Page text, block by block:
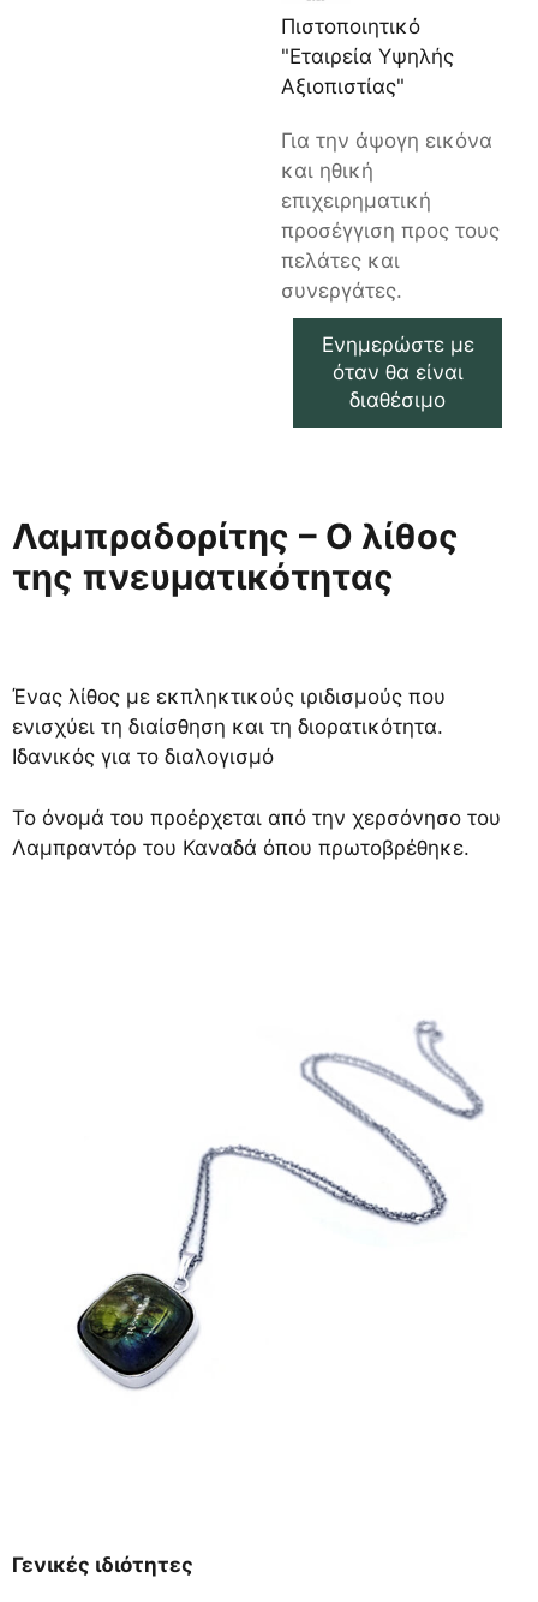
Πιστοποιητικό
"Εταιρεία Υψηλής
Αξιοπιστίας"
Για την άψογη εικόνα
και ηθική
επιχειρηματική
προσέγγιση προς τους
πελάτες και
συνεργάτες.
Ενημερώστε με
όταν θα είναι
διαθέσιμο
Λαμπραδορίτης – Ο λίθος
της πνευματικότητας
Ένας λίθος με εκπληκτικούς ιριδισμούς που
ενισχύει τη διαίσθηση και τη διορατικότητα.
Ιδανικός για το διαλογισμό
Το όνομά του προέρχεται από την χερσόνησο του
Λαμπραντόρ του Καναδά όπου πρωτοβρέθηκε.
Γενικές ιδιότητες